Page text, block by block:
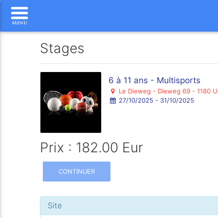
Stages
6 à 11 ans - Multisports
Le Dieweg - Dieweg 69 - 1180
27/10/2025 - 31/10/2025
Prix : 182.00 Eur
CONTINUER
Site